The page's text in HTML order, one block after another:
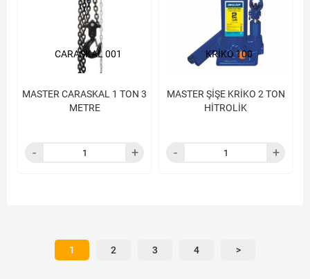
MASTER CARASKAL 1 TON 3
METRE
CARASKAL 001
MASTER ŞİŞE KRİKO 2 TON
HİTROLİK
KRİKO 100
1 2 3 4 >